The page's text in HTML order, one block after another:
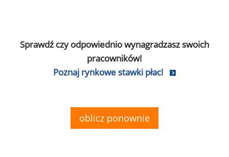
Sprawdź czy odpowiednio wynagradzasz swoich
pracowników!
Poznaj rynkowe stawki płac!
oblicz ponownie